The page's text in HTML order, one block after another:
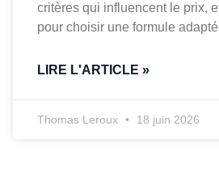
critères qui influencent le prix,
pour choisir une formule
LIRE L'ARTICLE »
Thomas Leroux 18 juin 2026